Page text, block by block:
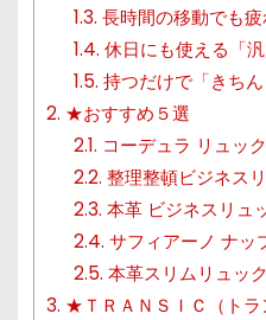
1.3. 長時間の移動でも
1.4. 休日にも使える「汎
1.5. 持つだけで「きち
2. ★おすすめ５選
2.1. コーデュラ リュック
2.2. 整理整頓ビジネス
2.3. 本革 ビジネスリュ
2.4. サフィアーノ ナッ
2.5. 本革スリムリュック
3. ★ＴＲＡＮＳＩＣ（トラ